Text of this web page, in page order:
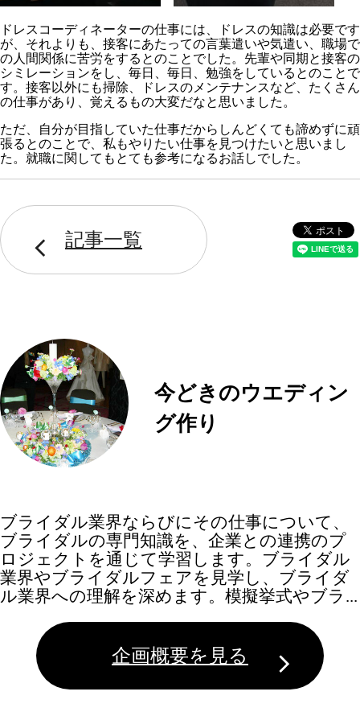
ドレスコーディネーターの仕事には、ドレスの知識は必要です
が、それよりも、接客にあたっての言葉遣いや気遣い、職場で
の人間関係に苦労をするとのことでした。先輩や同期と接客の
シミレーションをし、毎日、毎日、勉強をしているとのことで
す。接客以外にも掃除、ドレスのメンテナンスなど、たくさん
の仕事があり、覚えるもの大変だなと思いました。
ただ、自分が目指していた仕事だからしんどくても諦めずに頑
張るとのことで、私もやりたい仕事を見つけたいと思いまし
た。就職に関してもとても参考になるお話しでした。
記事一覧
今どきのウエディン
グ作り
ブライダル業界ならびにその仕事について、
ブライダルの専門知識を、企業との連携のプ
ロジェクトを通じて学習します。ブライダル
業界やブライダルフェアを見学し、ブライダ
ル業界への理解を深めます。模擬挙式やブラ...
企画概要を見る